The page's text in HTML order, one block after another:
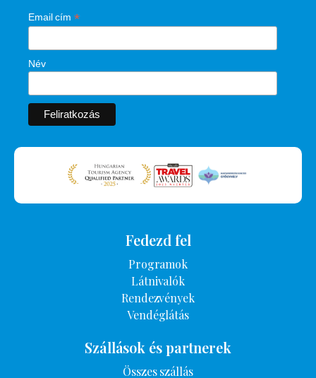
Email cím *
Név
Fedezd fel
Programok
Látnivalók
Rendezvények
Vendéglátás
Szállások és partnerek
Összes szállás